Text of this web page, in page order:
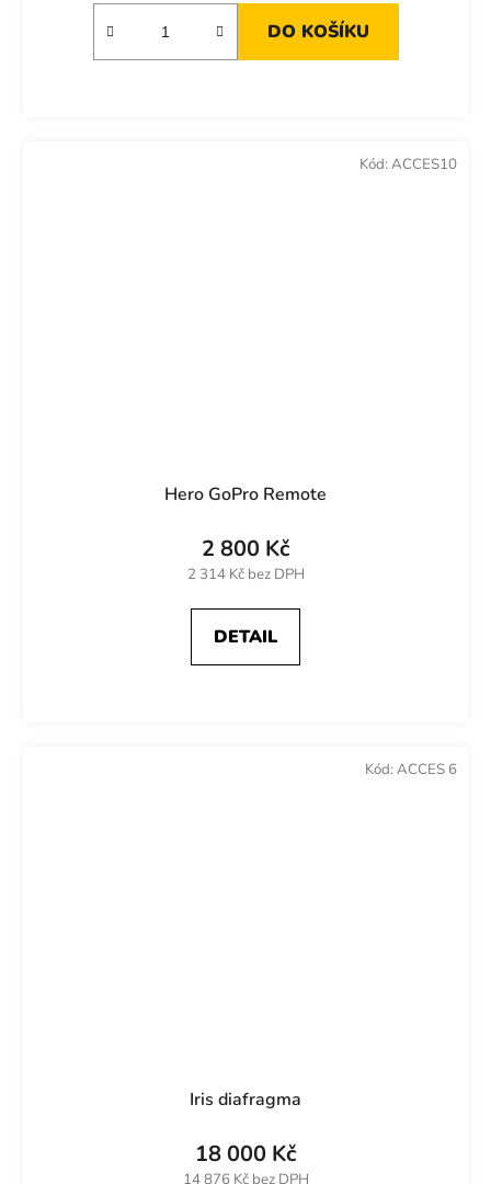
DO KOŠÍKU
Hero GoPro Remote
2 314 Kč bez DPH
2 800 Kč
DETAIL
Kód: ACCES10
Iris diafragma
18 000 Kč
Kód: ACCES 6